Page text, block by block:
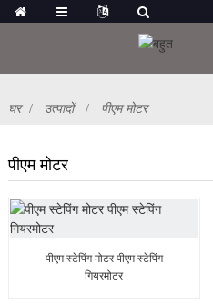
घर उत्पादों पीएम मोटर
पीएम मोटर
पीएम स्टेपिंग मोटर पीएम स्टेपिंग
गियरमोटर